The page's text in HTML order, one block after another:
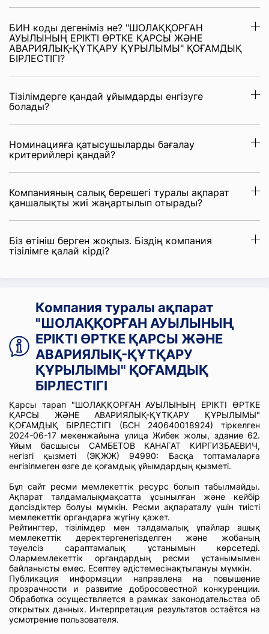
БИН коды дегеніміз не? "ШОЛАҚҚОРҒАН
АУЫЛЫНЫҢ ЕРІКТІ ӨРТКЕ ҚАРСЫ ЖӘНЕ
АВАРИЯЛЫҚ-ҚҰТҚАРУ ҚҰРЫЛЫМЫ" ҚОҒАМДЫҚ
БІРЛЕСТІГІ?
Тізілімдерге қандай ұйымдарды енгізуге
болады?
Номинацияға қатысушыларды бағалау
критерийлері қандай?
Компанияның салық берешегі туралы ақпарат
қаншалықты жиі жаңартылып отырады?
Біз өтініш берген жоқпыз. Біздің компания
тізілімге қалай кірді?
Компания туралы ақпарат
"ШОЛАҚҚОРҒАН АУЫЛЫНЫҢ
ЕРІКТІ ӨРТКЕ ҚАРСЫ ЖӘНЕ
АВАРИЯЛЫҚ-ҚҰТҚАРУ
ҚҰРЫЛЫМЫ" ҚОҒАМДЫҚ
БІРЛЕСТІГІ
Қарсы тарап "ШОЛАҚҚОРҒАН АУЫЛЫНЫҢ ЕРІКТІ ӨРТКЕ
ҚАРСЫ ЖӘНЕ АВАРИЯЛЫҚ-ҚҰТҚАРУ ҚҰРЫЛЫМЫ"
ҚОҒАМДЫҚ БІРЛЕСТІГІ (БСН 240640018924) тіркелген
2024-06-17 мекенжайына улица Жибек жолы, здание 62.
Ұйым басшысы САМБЕТОВ КАНАГАТ КИРГИЗБАЕВИЧ,
негізгі қызметі (ЭҚЖЖ) 94990: Басқа топтамаларға
енгізілмеген өзге де қоғамдық ұйымдардың қызметі.
Бұл сайт ресми мемлекеттік ресурс болып табылмайды.
Ақпарат талдамалықмақсатта ұсынылған және кейбір
дәлсіздіктер болуы мүмкін. Ресми ақпараталу үшін тиісті
мемлекеттік органдарға жүгіну қажет.
Рейтингтер, тізілімдер мен талдамалық ұпайлар ашық
мемлекеттік деректергенегізделген және жобаның
тәуелсіз сараптамалық ұстанымын көрсетеді.
Олармемлекеттік органдардың ресми ұстанымымен
байланысты емес. Есептеу әдістемесінақтылануы мүмкін.
Публикация информации направлена на повышение
прозрачности и развитие добросовестной конкуренции.
Обработка осуществляется в рамках законодательства об
открытых данных. Интерпретация результатов остаётся на
усмотрение пользователя.